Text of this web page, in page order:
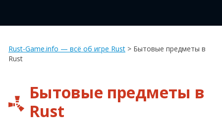
Rust-Game.info — всё об игре Rust > Бытовые предметы в
Rust
Бытовые предметы в
Rust